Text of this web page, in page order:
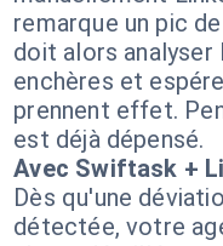
remarque un pic
doit alors analyser
enchères et
prennent effet.
est déjà dépensé.
Avec Swiftask +
Dès qu'une
détectée, votre